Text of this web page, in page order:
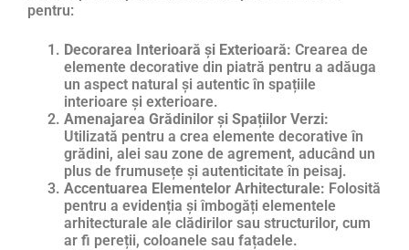
pentru:
Decorarea Interioară și Exterioară: Crearea de
elemente decorative din piatră pentru a adăuga
un aspect natural și autentic în spațiile
interioare și exterioare.
Amenajarea Grădinilor și Spațiilor Verzi:
Utilizată pentru a crea elemente decorative în
grădini, alei sau zone de agrement, aducând un
plus de frumusețe și autenticitate în peisaj.
Accentuarea Elementelor Arhitecturale: Folosită
pentru a evidenția și îmbogăți elementele
arhitecturale ale clădirilor sau structurilor, cum
ar fi pereții, coloanele sau fațadele.